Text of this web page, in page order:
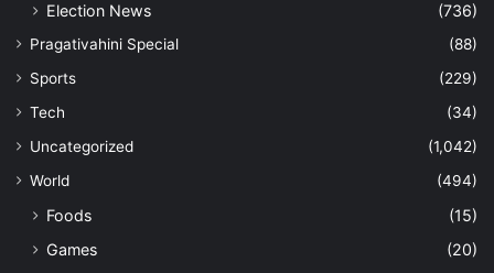
Election News (736)
Pragativahini Special
(88)
Sports
(229)
Tech
(34)
Uncategorized
(1,042)
World
(494)
Foods
(15)
Games
(20)